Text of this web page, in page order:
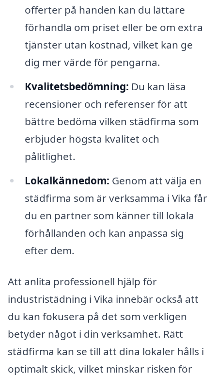
offerter på handen kan du lättare
förhandla om priset eller be om extra
tjänster utan kostnad, vilket kan ge
dig mer värde för pengarna.
Kvalitetsbedömning: Du kan läsa
recensioner och referenser för att
bättre bedöma vilken städfirma som
erbjuder högsta kvalitet och
pålitlighet.
Lokalkännedom: Genom att välja en
städfirma som är verksamma i Vika får
du en partner som känner till lokala
förhållanden och kan anpassa sig
efter dem.
Att anlita professionell hjälp för
industristädning i Vika innebär också att
du kan fokusera på det som verkligen
betyder något i din verksamhet. Rätt
städfirma kan se till att dina lokaler hålls i
optimalt skick, vilket minskar risken för